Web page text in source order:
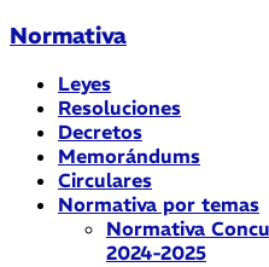
Normativa
Leyes
Resoluciones
Decretos
Memorándums
Circulares
Normativa por temas
Normativa
2024-2025